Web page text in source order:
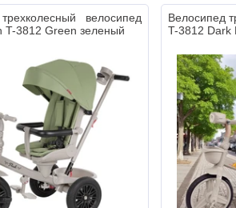
велосипед
T-3812 Green зеленый
Велосипед
T-3812 Dark